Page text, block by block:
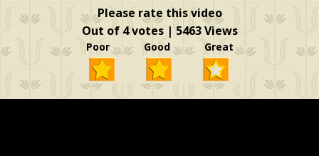
Please rate this video
Out of 4 votes | 5463 Views
Poor Good Great